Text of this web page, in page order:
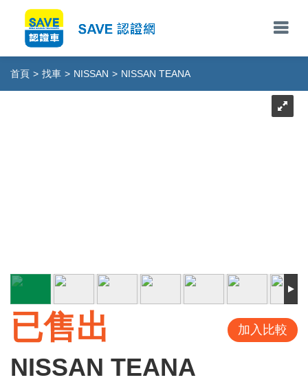
首頁 > 找車 > NISSAN > NISSAN TEANA
已售出 加入比較
NISSAN TEANA